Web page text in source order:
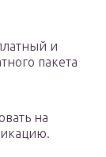
и
пакета
на